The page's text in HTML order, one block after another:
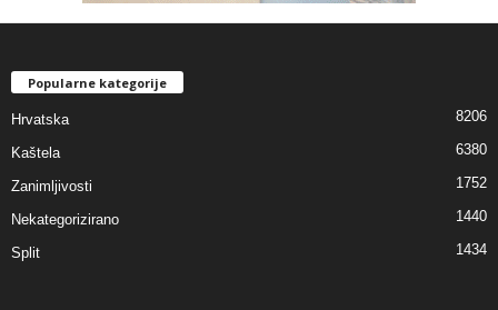
Popularne kategorije
Hrvatska 8206
Kaštela 6380
Zanimljivosti 1752
Nekategorizirano 1440
Split 1434